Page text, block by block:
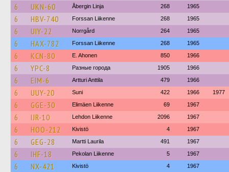
6 UKN-60 Åbergin Linja 268 1965
6 HBV-740 Forssan Liikenne 268 1965
6 UIY-22 Norrgård 264 1965
6 HAX-782 Forssan Liikenne 268 1965
6 KCN-80 E. Ahonen 850 1966
6 YPC-8 Разные города 1905 1966
6 EIM-6 Artturi Anttila 479 1966
6 UUY-20 Suni 422 1966 1977
6 GGE-30 Elimäen Liikenne 69 1967
6 IJR-10 Lehdon Liikenne 2096 1967
6 HOO-212 Kivistö 4 1967
6 GEG-28 Martti Laurila 491 1967
6 IHF-18 Pekolan Liikenne 5 1967
6 NX-421 Kivistö 4 1967